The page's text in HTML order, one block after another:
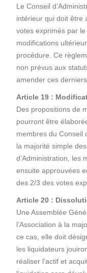
Le Conseil
intérieur qui doit être
votes exprimés par le
modifications
procédure. Ce
non prévus aux
amender ces derniers.
Article 19 :
Des propositions de
pourront être
membres du Conseil
la majorité simple
d’Administration, les
ensuite approuvées
des 2/3 des votes
Article 20 :
Une Assemblée
l’Association à la
ce cas, elle doit
les liquidateurs
réaliser l’actif et